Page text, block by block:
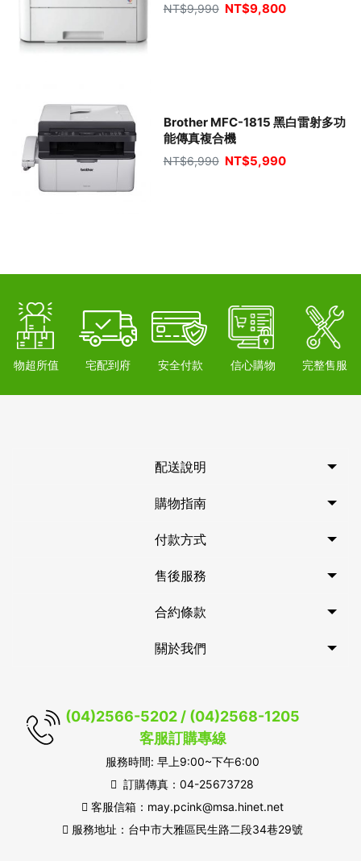
NT$9,990 NT$9,800
Brother MFC-1815 黑白雷射多功
能傳真複合機
NT$6,990 NT$5,990
物超所值 宅配到府 安全付款 信心購物 完整售服
配送說明
購物指南
付款方式
售後服務
合約條款
關於我們
(04)2566-5202 / (04)2568-1205
客服訂購專線
服務時間: 早上9:00~下午6:00
訂購傳真：04-25673728
客服信箱：may.pcink@msa.hinet.net
服務地址：台中市大雅區民生路二段34巷29號